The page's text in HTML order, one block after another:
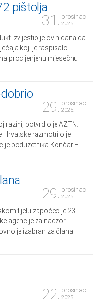
31. prosinac
2025.
pištolja
izvijestio je ovih dana da
koji je raspisalo
procijenjenu mjesečnu
29. prosinac
2025.
razini, potvrdio je AZTN.
Hrvatske razmotrilo je
poduzetnika Končar –
29. prosinac
2025.
tijelu započeo je 23.
agencije za nadzor
je izabran za člana
22. prosinac
2025.